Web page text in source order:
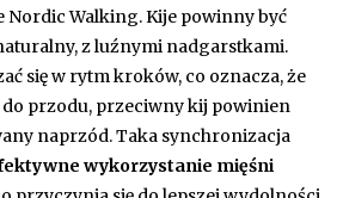
Nordic Walking. Kije powinny być
z luźnymi nadgarstkami.
się w rytm kroków, co oznacza, że
przodu, przeciwny kij powinien
naprzód. Taka synchronizacja
wykorzystanie mięśni